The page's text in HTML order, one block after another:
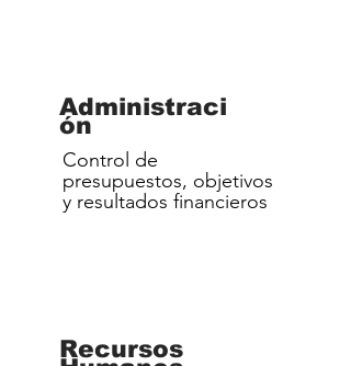
Administraci
ón
Control de
presupuestos, objetivos
y resultados financieros
Recursos